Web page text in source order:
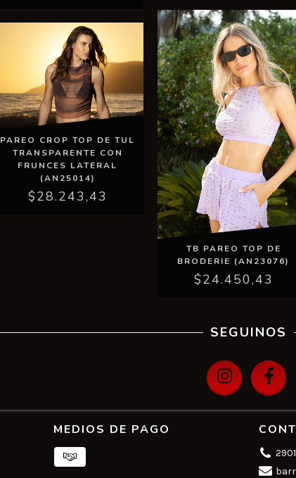
PAREO CROP TOP DE TUL
TRANSPARENTE CON
FRUNCES LATERAL
(AN25014)
$28.243,43
TB PAREO TOP DE
BRODERIE (AN23076)
$24.450,43
SEGUINOS
MEDIOS DE PAGO